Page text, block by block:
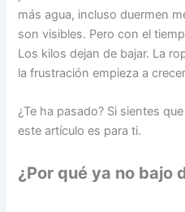
más agua, incluso duermen
son visibles. Pero con el
Los kilos dejan de bajar. La
la frustración empieza a
¿Te ha pasado? Si sientes
este artículo es para ti.
¿Por qué ya no bajo